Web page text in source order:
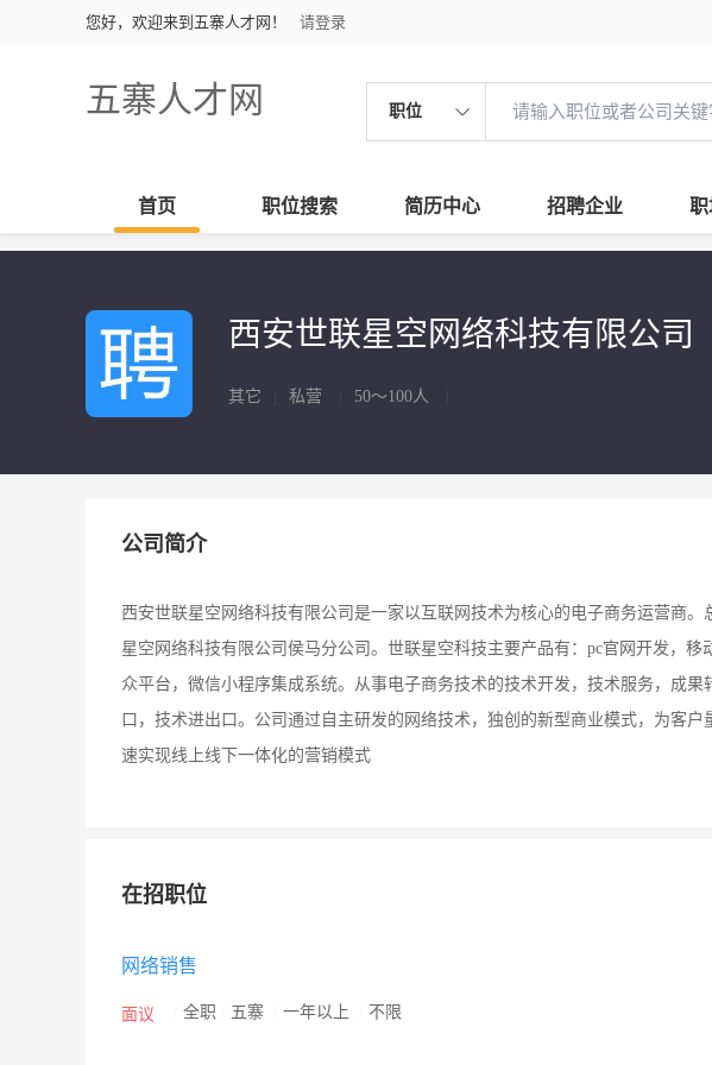
您好，欢迎来到五寨人才网！ 请登录
五寨人才网 职位
首页 职位搜索 简历中心 招聘企业 职
西安世联星空网络科技有限公司
其它 私营 50～100人
公司简介
西安世联星空网络科技有限公司是一家以互联网技术为核心的电子商务运营商
星空网络科技有限公司侯马分公司。世联星空科技主要产品有：pc官网开发，
众平台，微信小程序集成系统。从事电子商务技术的技术开发，技术服务，成
口，技术进出口。公司通过自主研发的网络技术，独创的新型商业模式，为客
速实现线上线下一体化的营销模式
在招职位
网络销售
面议 全职 五寨 一年以上 不限